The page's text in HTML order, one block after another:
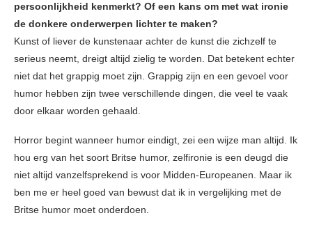
persoonlijkheid kenmerkt? Of een kans om met wat ironie
de donkere onderwerpen lichter te maken?
Kunst of liever de kunstenaar achter de kunst die zichzelf te
serieus neemt, dreigt altijd zielig te worden. Dat betekent echter
niet dat het grappig moet zijn. Grappig zijn en een gevoel voor
humor hebben zijn twee verschillende dingen, die veel te vaak
door elkaar worden gehaald.
Horror begint wanneer humor eindigt, zei een wijze man altijd. Ik
hou erg van het soort Britse humor, zelfironie is een deugd die
niet altijd vanzelfsprekend is voor Midden-Europeanen. Maar ik
ben me er heel goed van bewust dat ik in vergelijking met de
Britse humor moet onderdoen.